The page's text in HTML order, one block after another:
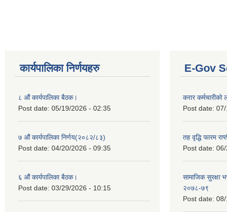
कार्यपालिका निर्णयहरु
८ औं कार्यपालिका बैठक।
Post date: 05/19/2026 - 02:35
७ औं कार्यपालिका निर्णय(२०८२/८३)
Post date: 04/20/2026 - 09:35
६ औं कार्यपालिका बैठक।
Post date: 03/29/2026 - 10:15
E-Gov
करार कर्मचारीको
Post date:
तह वृद्धि फारम
Post date:
सामाजिक सुरक्षा
२०७८-७९
Post date: